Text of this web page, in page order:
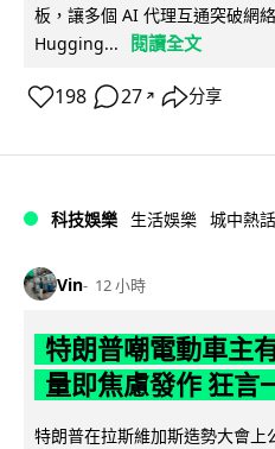
板，讓多個 AI 代理互通突破網
Hugging...
閱讀全文
198 27 ↗ 分享
科技娛樂 生活娛樂 城中熱話
Vin 12 小時
特朗普嘲電動車主
量即焦慮發作 狂言
特朗普在拉斯維加斯造勢大會上